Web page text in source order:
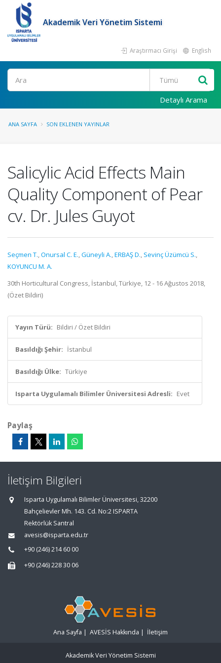
Akademik Veri Yönetim Sistemi
Araştırmacı Girişi English
Ara
Detaylı Arama
ANA SAYFA SON EKLENEN YAYINLAR
Salicylic Acid Effects Main
Quality Component of Pear
cv. Dr. Jules Guyot
Seçmen T.,Onursal C. E.,Güneyli A.,ERBAŞ D., Sevinç Üzümcü S.,
KOYUNCU M. A.
30th Horticultural Congress, İstanbul, Türkiye, 12 - 16 Ağustos 2018,
(Özet Bildiri)
Yayın Türü: Bildiri / Özet Bildiri
Basıldığı Şehir: İstanbul
Basıldığı Ülke: Türkiye
Isparta Uygulamalı Bilimler Üniversitesi Adresli: Evet
Paylaş
İletişim Bilgileri
Isparta Uygulamalı Bilimler Üniversitesi, 32200
Bahçelievler Mh. 143. Cd. No:2 ISPARTA
Rektörlük Santral
avesis@isparta.edu.tr
+90 (246) 214 60 00
+90 (246) 228 30 06
Ana Sayfa | AVESİS Hakkında | İletişim
Akademik Veri Yönetim Sistemi